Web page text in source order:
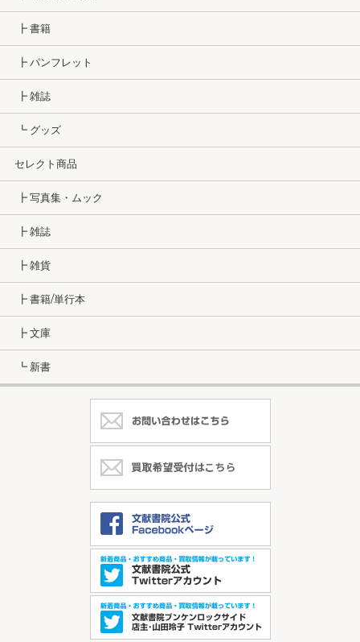
┣ 書籍
┣ パンフレット
┣ 雑誌
┗ グッズ
セレクト商品
┣ 写真集・ムック
┣ 雑誌
┣ 雑貨
┣ 書籍/単行本
┣ 文庫
┗ 新書